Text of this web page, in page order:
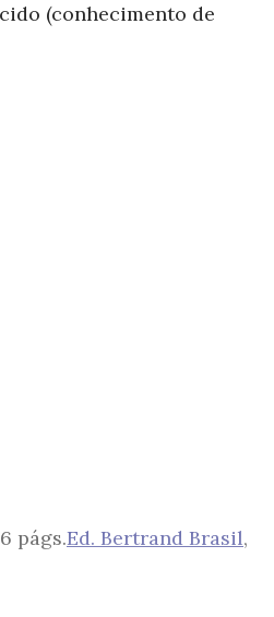
(conhecimento de
págs.Ed. Bertrand Brasil,